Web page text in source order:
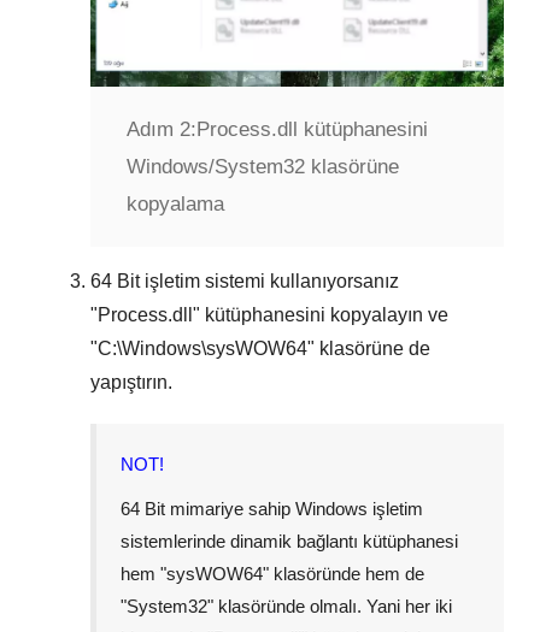
Adım 2: Process.dll kütüphanesini
Windows/System32 klasörüne
kopyalama
64 Bitişletim sistemi kullanıyorsanız
"Process.dll " kütüphanesini kopyalayın ve
"C:\Windows\sysWOW64" klasörüne de
yapıştırın.
NOT!
64 Bit mimariye sahip Windows işletim
sistemlerinde dinamik bağlantı kütüphanesi
hem "sysWOW64" klasöründe hem de
"System32" klasöründe olmalı. Yani her iki